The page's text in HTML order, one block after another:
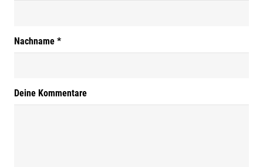
Nachname *erforderlich
Page URI *erforderlich
Deine Kommentare